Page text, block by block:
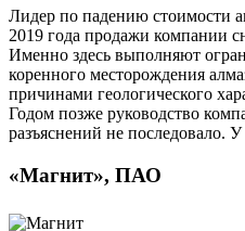
Лидер по падению стоимости
2019 года продажи компании
Именно здесь выполняют
коренного месторождения
причинами геологического
Годом позже руководство
разъяснений не последовало.
«Магнит», ПАО